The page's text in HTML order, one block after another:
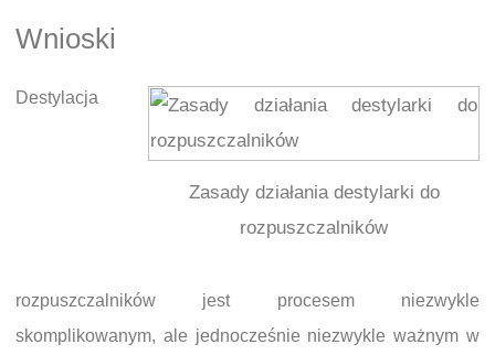
Wnioski
Zasady działania destylarki do
rozpuszczalników
Destylacja
rozpuszczalników jest procesem niezwykle
skomplikowanym, ale jednocześnie niezwykle ważnym w